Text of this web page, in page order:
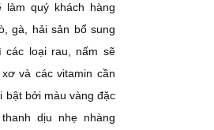
làm quý khách hàng
gà, hải sản bổ sung
các loại rau, nấm sẽ
và các vitamin cần
bật bởi màu vàng đặc
dịu nhẹ nhàng